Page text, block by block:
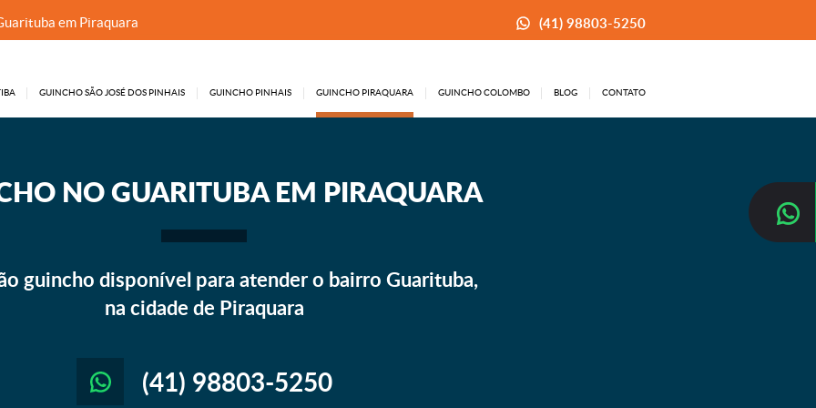
em Piraquara (41) 98803-5250
GUINCHO SÃO JOSÉ DOS PINHAIS GUINCHO PINHAIS GUINCHO PIRAQUARA GUINCHO COLOMBO BLOG CONTATO
NO GUARITUBA EM PIRAQUARA
guincho disponível para atender o bairro Guarituba,
na cidade de Piraquara
(41) 98803-5250